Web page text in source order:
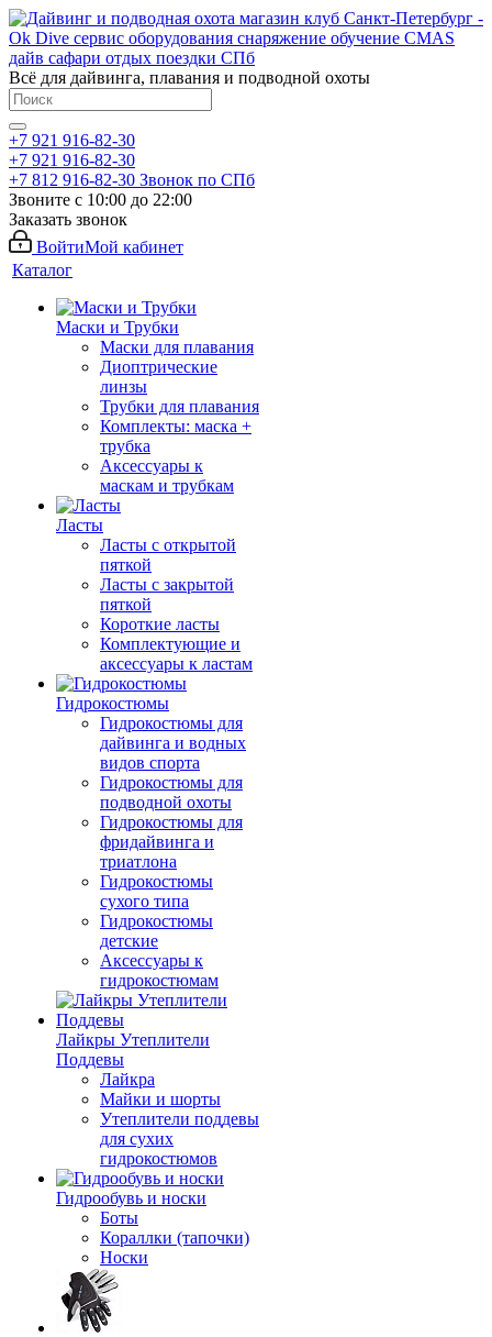
Всё для дайвинга, плавания и подводной охоты
+7 921 916-82-30
+7 921 916-82-30
+7 812 916-82-30 Звонок по СПб
Звоните с 10:00 до 22:00
Заказать звонок
ВойтиМой кабинет
Каталог
Маски и Трубки
Маски для плавания
Диоптрические
линзы
Трубки для плавания
Комплекты: маска +
трубка
Аксессуары к
маскам и трубкам
Ласты
Ласты с открытой
пяткой
Ласты с закрытой
пяткой
Короткие ласты
Комплектующие и
аксессуары к ластам
Гидрокостюмы
Гидрокостюмы для
дайвинга и водных
видов спорта
Гидрокостюмы для
подводной охоты
Гидрокостюмы для
фридайвинга и
триатлона
Гидрокостюмы
сухого типа
Гидрокостюмы
детские
Аксессуары к
гидрокостюмам
Лайкры Утеплители
Поддевы
Лайкра
Майки и шорты
Утеплители поддевы
для сухих
гидрокостюмов
Гидрообувь и носки
Боты
Кораллки (тапочки)
Носки